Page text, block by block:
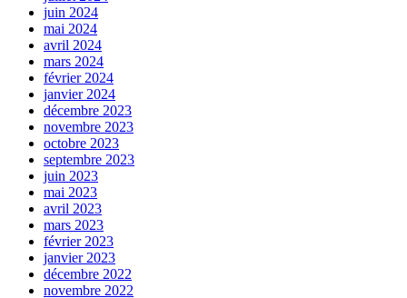
juin 2024
mai 2024
avril 2024
mars 2024
février 2024
janvier 2024
décembre 2023
novembre 2023
octobre 2023
septembre 2023
juin 2023
mai 2023
avril 2023
mars 2023
février 2023
janvier 2023
décembre 2022
novembre 2022